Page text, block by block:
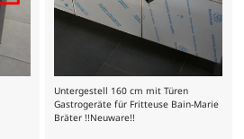
Untergestell 160 cm mit Türen
Gastrogeräte für Fritteuse Bain-Marie
Bräter !!Neuware!!